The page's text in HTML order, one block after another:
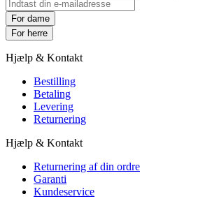
For dame
For herre
Hjælp & Kontakt
Bestilling
Betaling
Levering
Returnering
Hjælp & Kontakt
Returnering af din ordre
Garanti
Kundeservice